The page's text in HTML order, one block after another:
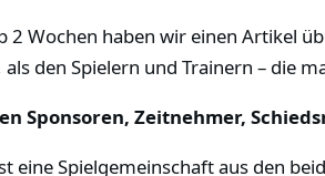
2 Wochen haben wir einen Artikel
als den Spielern und Trainern – die
Sponsoren, Zeitnehmer,
eine Spielgemeinschaft aus den